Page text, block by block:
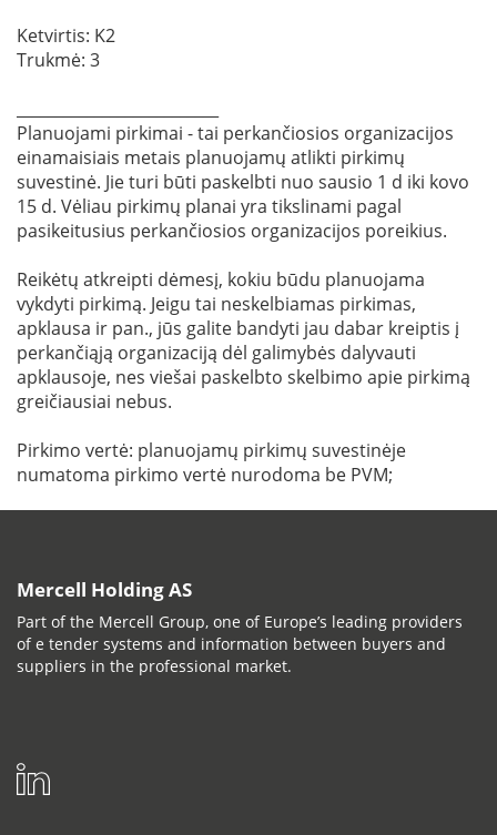
Ketvirtis: K2
Trukmė: 3
Planuojami pirkimai - tai perkančiosios organizacijos
einamaisiais metais planuojamų atlikti pirkimų
suvestinė. Jie turi būti paskelbti nuo sausio 1 d iki kovo
15 d. Vėliau pirkimų planai yra tikslinami pagal
pasikeitusius perkančiosios organizacijos poreikius.
Reikėtų atkreipti dėmesį, kokiu būdu planuojama
vykdyti pirkimą. Jeigu tai neskelbiamas pirkimas,
apklausa ir pan., jūs galite bandyti jau dabar kreiptis į
perkančiąją organizaciją dėl galimybės dalyvauti
apklausoje, nes viešai paskelbto skelbimo apie pirkimą
greičiausiai nebus.
Pirkimo vertė: planuojamų pirkimų suvestinėje
numatoma pirkimo vertė nurodoma be PVM;
Mercell Holding AS
Part of the Mercell Group, one of Europe’s leading providers
of e tender systems and information between buyers and
suppliers in the professional market.